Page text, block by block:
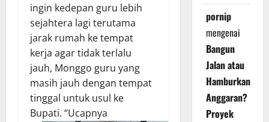
ingin kedepan guru lebih
sejahtera lagi terutama
jarak rumah ke tempat
kerja agar tidak terlalu
jauh, Monggo guru yang
masih jauh dengan tempat
tinggal untuk usul ke
Bupati. “Ucapnya
pornip
mengenai
Bangun
Jalan atau
Hamburkan
Anggaran?
Proyek